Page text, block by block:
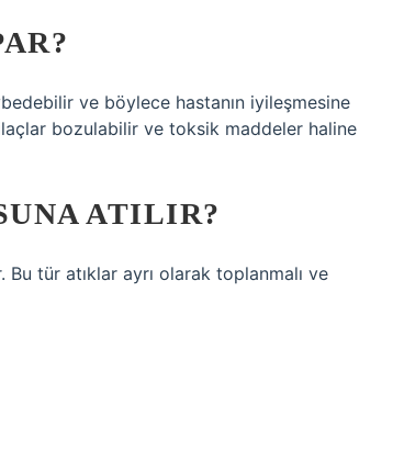
ve böylece hastanın iyileşmesine
bozulabilir ve toksik maddeler haline
ATILIR?
Bu tür atıklar ayrı olarak toplanmalı ve